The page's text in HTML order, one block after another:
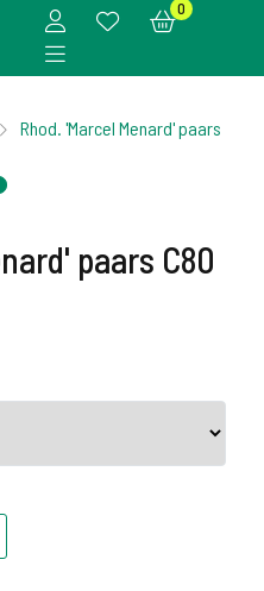
0
Rhod. 'Marcel Menard' paars
paars C80